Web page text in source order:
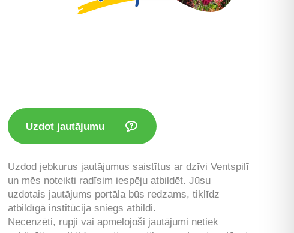
Uzdot jautājumu
Uzdod jebkurus jautājumus saistītus ar dzīvi Ventspilī
un mēs noteikti radīsim iespēju atbildēt. Jūsu
uzdotais jautājums portāla būs redzams, tiklīdz
atbildīgā institūcija sniegs atbildi.
Necenzēti, rupji vai apmelojoši jautājumi netiek